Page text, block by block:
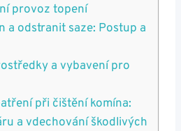
provoz topení
a odstranit saze: Postup a
a vybavení pro
při čištění komína:
a vdechování škodlivých